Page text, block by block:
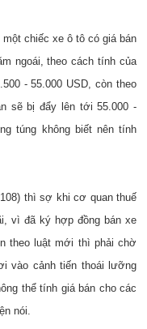
chiếc xe ô tô có giá bán
ngoái, theo cách tính của
- 55.000 USD, còn theo
sẽ bị đẩy lên tới 55.000 -
túng không biết nên tính
thì sợ khi cơ quan thuế
vì đã ký hợp đồng bán xe
theo luật mới thì phải chờ
vào cảnh tiến thoái lưỡng
thể tính giá bán cho các
nói.